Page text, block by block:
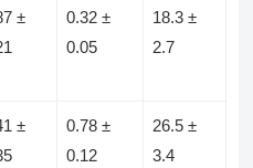
±
0.32 ±
0.05
18.3 ±
2.7
±
0.78 ±
0.12
26.5 ±
3.4